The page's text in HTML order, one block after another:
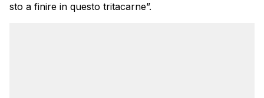
sto a finire in questo tritacarne”.